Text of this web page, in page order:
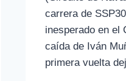
carrera de
inesperado en el
caída de Iván
primera vuelta